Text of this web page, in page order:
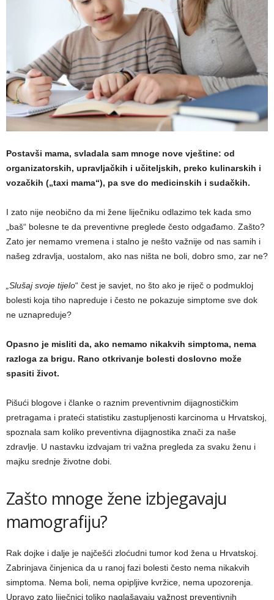
Postavši mama, svladala sam mnoge nove vještine: od
organizatorskih, upravljačkih i učiteljskih, preko kulinarskih i
vozačkih („taxi mama“), pa sve do medicinskih i sudačkih.
I zato nije neobično da mi žene liječniku odlazimo tek kada smo
„baš“ bolesne te da preventivne preglede često odgađamo. Zašto?
Zato jer nemamo vremena i stalno je nešto važnije od nas samih i
našeg zdravlja, uostalom, ako nas ništa ne boli, dobro smo, zar ne?
„Slušaj svoje tijelo“ čest je savjet, no što ako je riječ o podmukloj
bolesti koja tiho napreduje i često ne pokazuje simptome sve dok
ne uznapreduje?
Opasno je misliti da, ako nemamo nikakvih simptoma, nema
razloga za brigu. Rano otkrivanje bolesti doslovno može
spasiti život.
Pišući blogove i članke o raznim preventivnim dijagnostičkim
pretragama i prateći statistiku zastupljenosti karcinoma u Hrvatskoj,
spoznala sam koliko preventivna dijagnostika znači za naše
zdravlje. U nastavku izdvajam tri važna pregleda za svaku ženu i
majku srednje životne dobi.
Zašto mnoge žene izbjegavaju
mamografiju?
Rak dojke i dalje je najčešći zloćudni tumor kod žena u Hrvatskoj.
Zabrinjava činjenica da u ranoj fazi bolesti često nema nikakvih
simptoma. Nema boli, nema opipljive kvržice, nema upozorenja.
Upravo zato liječnici toliko naglašavaju važnost preventivnih